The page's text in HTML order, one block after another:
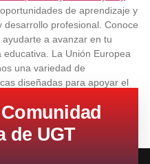
de aprendizaje y
profesional. Conoce
a avanzar en tu
La Unión Europea
una variedad de
diseñadas para apoyar el
de UGT